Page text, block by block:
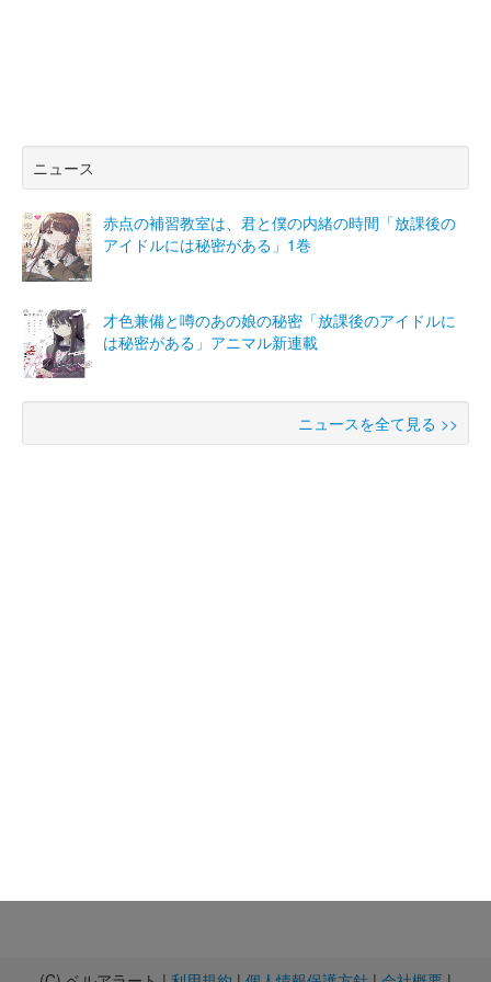
ニュース
赤点の補習教室は、君と僕の内緒の時間「放課後の
アイドルには秘密がある」1巻
才色兼備と噂のあの娘の秘密「放課後のアイドルに
は秘密がある」アニマル新連載
ニュースを全て見る >>